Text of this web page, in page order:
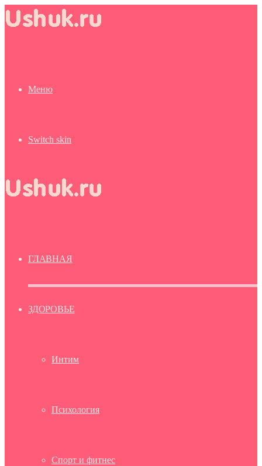
Меню
Switch skin
ГЛАВНАЯ
ЗДОРОВЬЕ
Интим
Психология
Спорт и фитнес